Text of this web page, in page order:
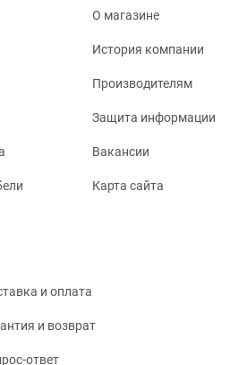
О магазине
История компании
Производителям
Защита информации
Вакансии
Карта сайта
и оплата
и возврат
ответ